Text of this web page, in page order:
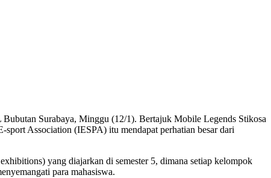
Surabaya, Minggu (12/1). Bertajuk Mobile Legends Stikosa
Association (IESPA) itu mendapat perhatian besar dari
yang diajarkan di semester 5, dimana setiap kelompok
para mahasiswa.